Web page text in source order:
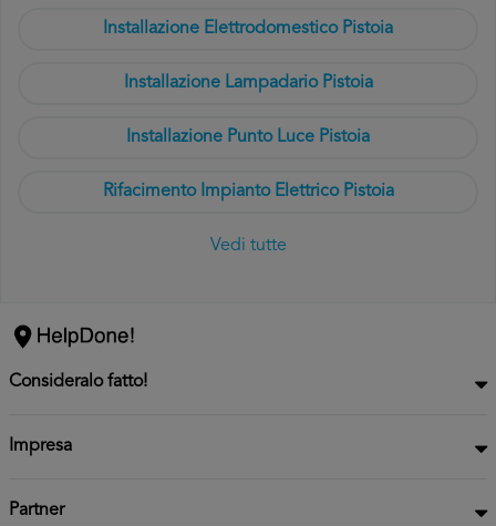
Installazione Elettrodomestico Pistoia
Installazione Lampadario Pistoia
Installazione Punto Luce Pistoia
Rifacimento Impianto Elettrico Pistoia
Vedi tutte
Consideralo fatto!
Impresa
Partner